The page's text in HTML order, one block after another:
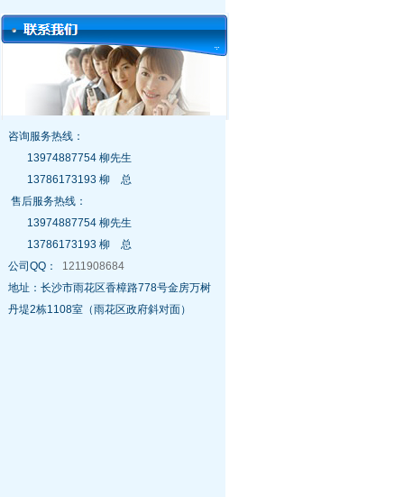
咨询服务热线：
13974887754 柳先生
13786173193 柳 总
售后服务热线：
13974887754 柳先生
13786173193 柳 总
公司QQ： 1211908684
地址：长沙市雨花区香樟路778号金房万树
丹堤2栋1108室（雨花区政府斜对面）